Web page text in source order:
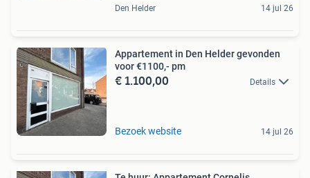
Den Helder 14 jul 26
Appartement in Den Helder gevonden
voor €1100,- pm
€ 1.100,00 Details
Bezoek website 14 jul 26